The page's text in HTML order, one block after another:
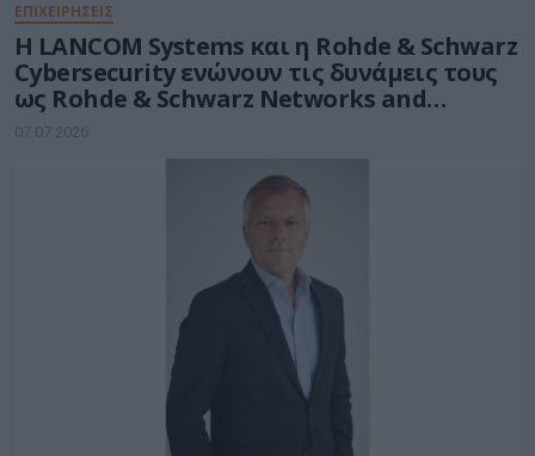
ΕΠΙΧΕΙΡΗΣΕΙΣ
Η LANCOM Systems και η Rohde & Schwarz
Cybersecurity ενώνουν τις δυνάμεις τους
ως Rohde & Schwarz Networks and
Cybersecurity
07.07.2026